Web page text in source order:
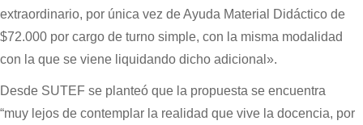
extraordinario, por única vez de Ayuda Material Didáctico de
$72.000 por cargo de turno simple, con la misma modalidad
con la que se viene liquidando dicho adicional».
Desde SUTEF se planteó que la propuesta se encuentra
“muy lejos de contemplar la realidad que vive la docencia, por